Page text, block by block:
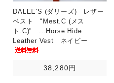
DALEE'S (ダリーズ) レザー
ベスト "Mest.C (メス
ト.C)" ...Horse Hide
Leather Vest ネイビー
38,280円